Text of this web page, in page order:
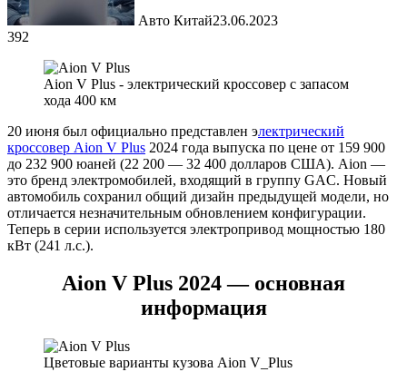
Авто Китай23.06.2023
392
Aion V Plus - электрический кроссовер с запасом
хода 400 км
20 июня был официально представлен электрический
кроссовер Aion V Plus 2024 года выпуска по цене от 159 900
до 232 900 юаней (22 200 — 32 400 долларов США). Aion —
это бренд электромобилей, входящий в группу GAC. Новый
автомобиль сохранил общий дизайн предыдущей модели, но
отличается незначительным обновлением конфигурации.
Теперь в серии используется электропривод мощностью 180
кВт (241 л.с.).
Aion V Plus 2024 — основная
информация
Цветовые варианты кузова Aion V_Plus